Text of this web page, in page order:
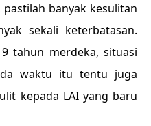
banyak kesulitan
sekali keterbatasan.
tahun merdeka, situasi
waktu itu tentu juga
kepada LAI yang baru